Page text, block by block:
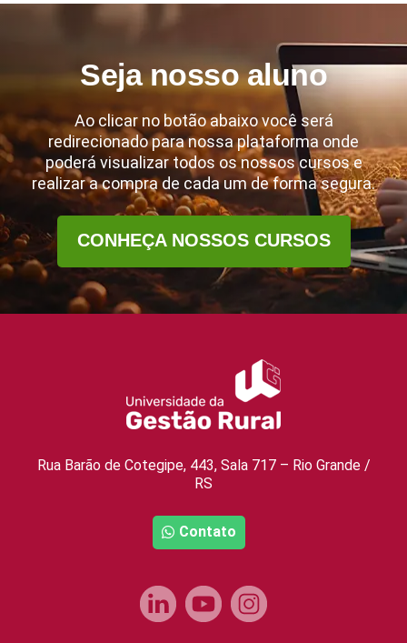
Seja nosso aluno
Ao clicar no botão abaixo você será
redirecionado para nossa plataforma onde
poderá visualizar todos os nossos cursos e
realizar a compra de cada um de forma segura.
CONHEÇA NOSSOS CURSOS
Rua Barão de Cotegipe, 443, Sala 717 – Rio Grande /
RS
Contato